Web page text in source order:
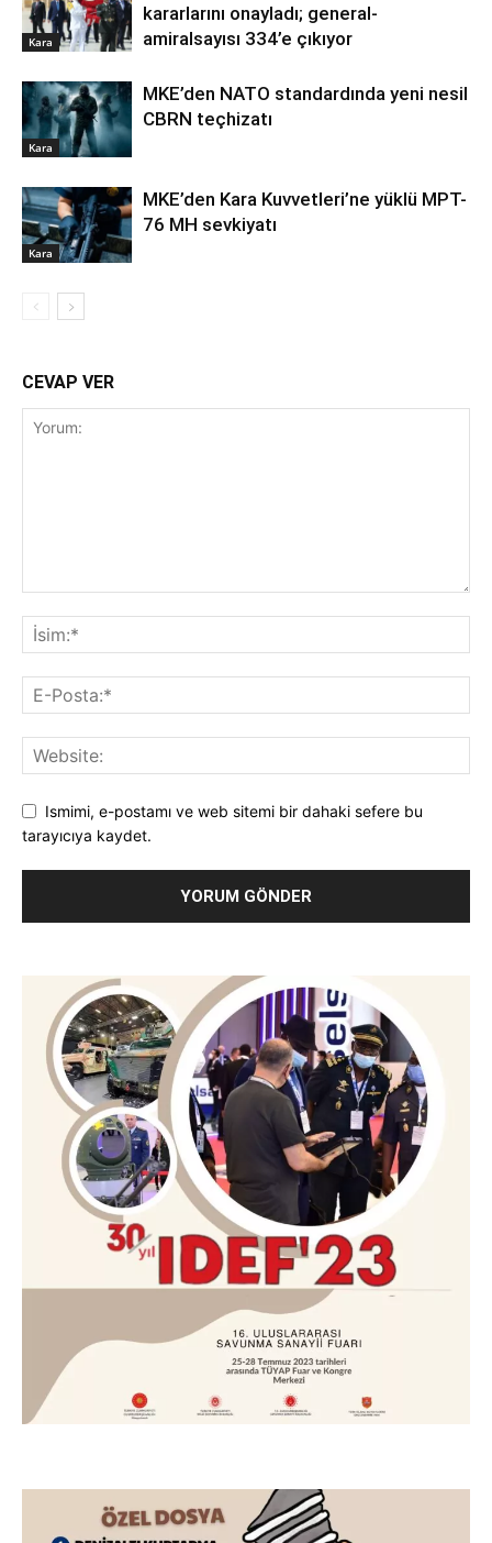
Kara
kararlarını onayladı; general-
amiralsayısı 334’e çıkıyor
Kara
MKE’den NATO standardında yeni nesil
CBRN teçhizatı
Kara
MKE’den Kara Kuvvetleri’ne yüklü MPT-
76 MH sevkiyatı
CEVAP VER
Ismimi, e-postamı ve web sitemi bir dahaki sefere bu
tarayıcıya kaydet.